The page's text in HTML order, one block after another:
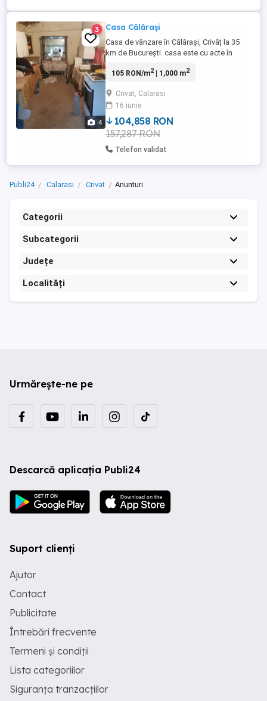
4
3 Casa Călărași
Casa de vânzare în Călărași, Crivăț la 35
km de București. casa este cu acte în
camere+hol+bucătărie Casa este
vizionare la telefon.
105 RON/m2| 1,000 m2
Crivat, Calarasi
16 iunie
104,858 RON
157,287 RON
Telefon validat
Publi24 Calarasi Crivat Anunturi
Categorii
Subcategorii
Județe
Localități
Urmărește-ne pe
Descarcă aplicația Publi24
Suport clienți
Ajutor
Contact
Publicitate
Întrebări frecvente
Termeni și condiții
Lista categoriilor
Siguranța tranzacțiilor